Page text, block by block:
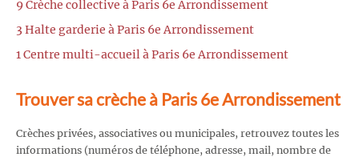
9 Crèche collective à Paris 6e Arrondissement
3 Halte garderie à Paris 6e Arrondissement
1 Centre multi-accueil à Paris 6e Arrondissement
Trouver sa crèche à Paris 6e Arrondissement
Crèches privées, associatives ou municipales, retrouvez toutes les
informations (numéros de téléphone, adresse, mail, nombre de